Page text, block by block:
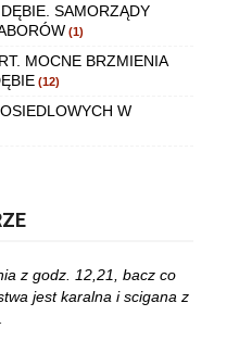
SAMORZĄDY
(1)
MOCNE BRZMIENIA
(12)
W
z godz. 12,21, bacz co
jest karalna i scigana z